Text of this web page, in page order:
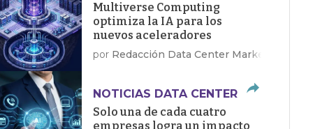
Multiverse Computing
optimiza la IA para los
nuevos aceleradores
Dragonfly de Qualcomm
por Redacción Data Center Market
NOTICIAS DATA CENTER
Solo una de cada cuatro
empresas logra un impacto